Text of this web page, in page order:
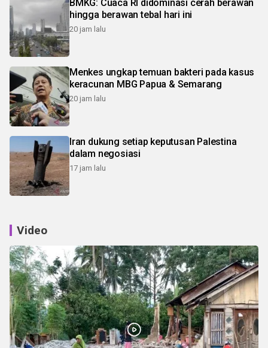
BMKG: Cuaca RI didominasi cerah berawan
hingga berawan tebal hari ini
20 jam lalu
Menkes ungkap temuan bakteri pada kasus
keracunan MBG Papua & Semarang
20 jam lalu
Iran dukung setiap keputusan Palestina
dalam negosiasi
17 jam lalu
Video